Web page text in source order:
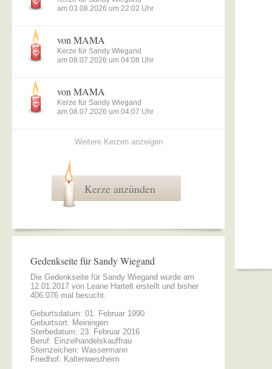
am 03.08.2026 um 22:02 Uhr
von MAMA
Kerze für Sandy Wiegand
am 08.07.2026 um 04:08 Uhr
von MAMA
Kerze für Sandy Wiegand
am 08.07.2026 um 04:07 Uhr
Weitere Kerzen anzeigen
Kerze anzünden
Gedenkseite für Sandy Wiegand
Die Gedenkseite für Sandy Wiegand wurde am
12.01.2017 von Leane Hartelt erstellt und bisher
406.076 mal besucht.
Geburtsdatum: 01. Februar 1990
Geburtsort: Meiningen
Sterbedatum: 23. Februar 2016
Beruf: Einzelhandelskauffrau
Sternzeichen: Wassermann
Friedhof: Kaltenwestheim